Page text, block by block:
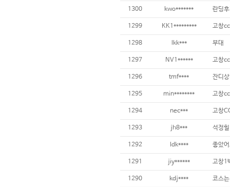
1300 kwo******* 란딩
1299 KK1********* 고창
1298 lkk*** 부대
1297 NV1****** 고창
1296 tmf**** 잔디
1295 min********
1294 nec***
1293 jh8*** 석정
1292 ldk**** 좋았
1291 jiy****** 고창1
1290 kdj****